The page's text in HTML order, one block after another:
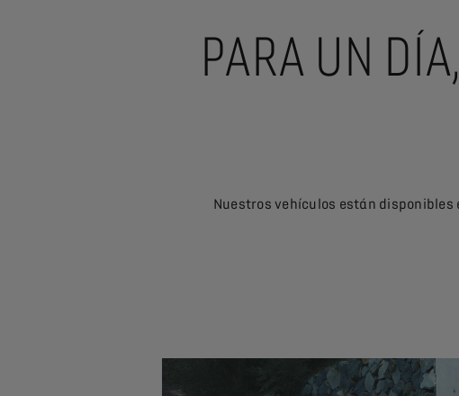
PARA UN
Nuestros vehículos están